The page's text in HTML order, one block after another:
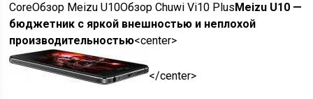
CoreОбзор Meizu U10Обзор Chuwi Vi10 PlusMeizu U10 —
бюджетник с яркой внешностью и неплохой
производительностью<center>
</center>